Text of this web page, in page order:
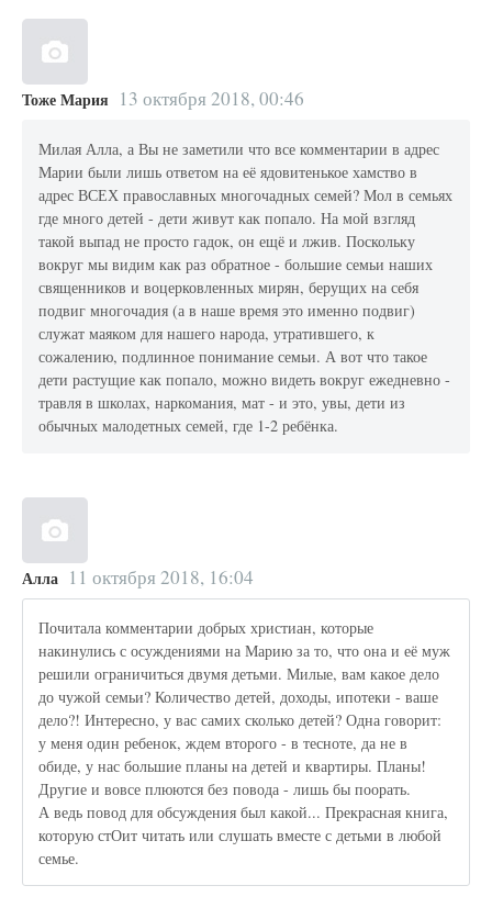
Тоже Мария 13 октября 2018, 00:46
Милая Алла, а Вы не заметили что все комментарии в адрес
Марии были лишь ответом на её ядовитенькое хамство в
адрес ВСЕХ православных многочадных семей? Мол в семьях
где много детей - дети живут как попало. На мой взгляд
такой выпад не просто гадок, он ещё и лжив. Поскольку
вокруг мы видим как раз обратное - большие семьи наших
священников и воцерковленных мирян, берущих на себя
подвиг многочадия (а в наше время это именно подвиг)
служат маяком для нашего народа, утратившего, к
сожалению, подлинное понимание семьи. А вот что такое
дети растущие как попало, можно видеть вокруг ежедневно -
травля в школах, наркомания, мат - и это, увы, дети из
обычных малодетных семей, где 1-2 ребёнка.
Алла 11 октября 2018, 16:04
Почитала комментарии добрых христиан, которые
накинулись с осуждениями на Марию за то, что она и её муж
решили ограничиться двумя детьми. Милые, вам какое дело
до чужой семьи? Количество детей, доходы, ипотеки - ваше
дело?! Интересно, у вас самих сколько детей? Одна говорит:
у меня один ребенок, ждем второго - в тесноте, да не в
обиде, у нас большие планы на детей и квартиры. Планы!
Другие и вовсе плюются без повода - лишь бы поорать.
А ведь повод для обсуждения был какой... Прекрасная книга,
которую стОит читать или слушать вместе с детьми в любой
семье.